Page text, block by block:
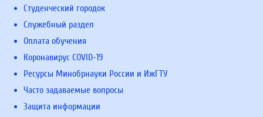
Студенческий городок
Служебный раздел
Оплата обучения
Коронавирус COVID-19
Ресурсы Минобрнауки России и ИжГТУ
Часто задаваемые вопросы
Защита информации